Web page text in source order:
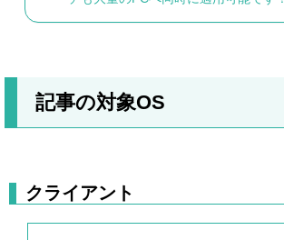
記事の対象OS
クライアント